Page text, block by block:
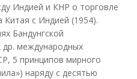
Индией и КНР о торговле
Китая с Индией (1954).
Бандунгской
др. международных
5 принципов мирного
наряду с десятью